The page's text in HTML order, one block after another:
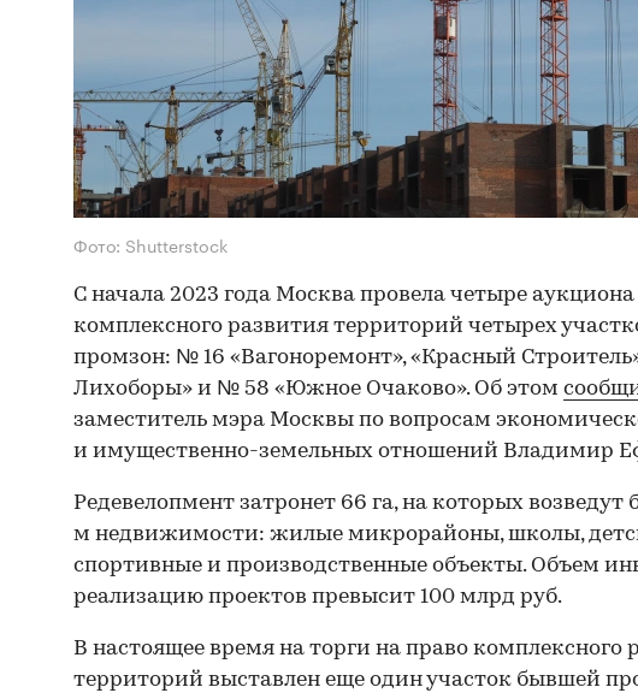
Фото: Shutterstock
С начала 2023 года Москва провела четыре
комплексного развития территорий четырех
промзон: № 16 «Вагоноремонт», «Красный
Лихоборы» и № 58 «Южное Очаково». Об этом
заместитель мэра Москвы по вопросам
и имущественно-земельных отношений Владимир
Редевелопмент затронет 66 га, на которых возведут
м недвижимости: жилые микрорайоны, школы,
спортивные и производственные объекты. Объем
реализацию проектов превысит 100 млрд руб.
В настоящее время на торги на право комплексного
территорий выставлен еще один участок бывшей